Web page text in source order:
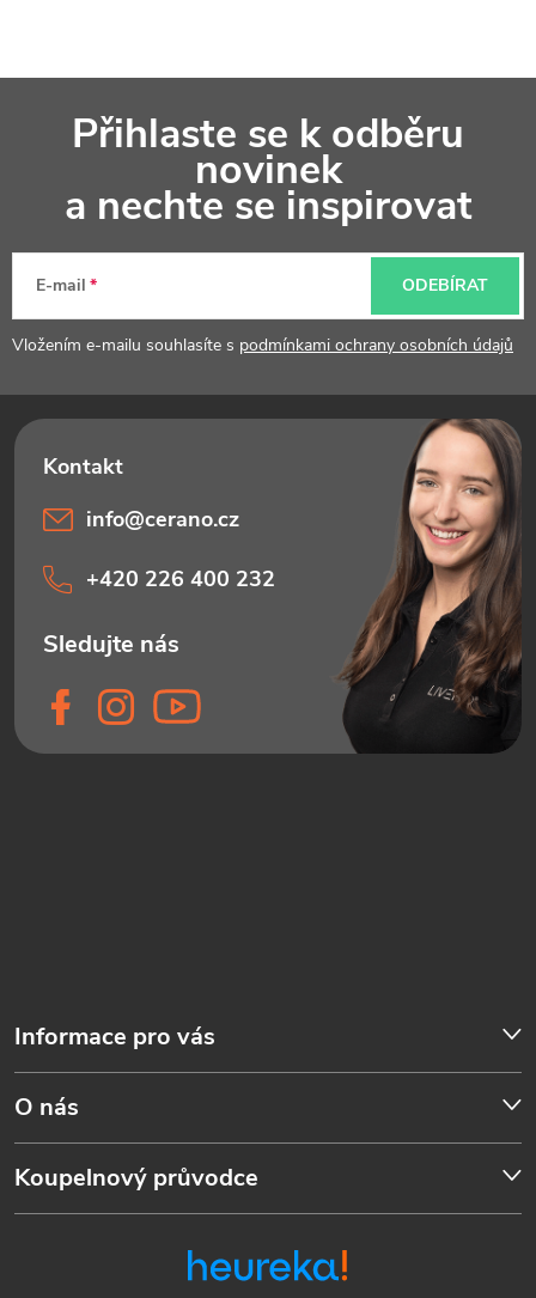
a
Přihlaste se k odběru
novinek
a nechte se inspirovat
E-mail
Vložením e-mailu souhlasíte s podmínkami ochrany osobních údajů
ODEBÍRAT
Informace pro vás
O nás
Koupelnový průvodce
info@cerano.cz
+420 226 400 232